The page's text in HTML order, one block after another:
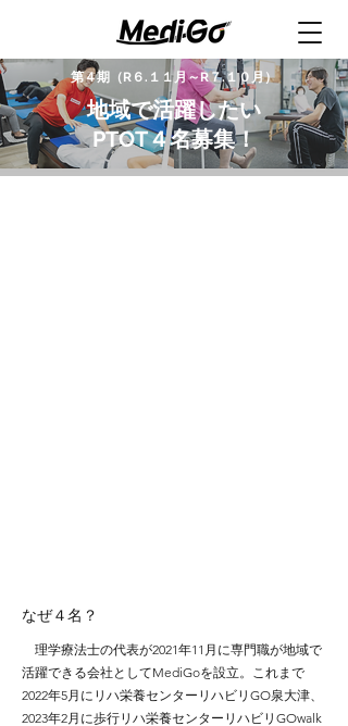
第４期（R６.１１月～R７.１０月）
地域で活躍したい
​PTOT４名募集！
​なぜ４名？
理学療法士の代表が2021年11月に専門職が地域で
活躍できる会社としてMediGoを設立。これまで
2022年5月にリハ栄養センターリハビリGO泉大津、
2023年2月に歩行リハ栄養センターリハビリGOwalk